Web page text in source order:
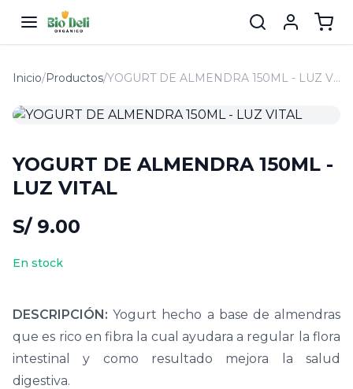
Inicio/Productos/ YOGURT DE ALMENDRA 150ML - LUZ VITAL
YOGURT DE ALMENDRA 150ML -
LUZ VITAL
S/ 9.00
En stock
DESCRIPCIÓN:Yogurt hecho a base de almendras
que es rico en fibra la cual ayudara a regular la flora
intestinal y como resultado mejora la salud
digestiva.